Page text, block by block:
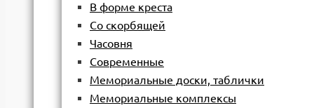
В форме креста
Со скорбящей
Часовня
Современные
Мемориальные доски, таблички
Мемориальные комплексы